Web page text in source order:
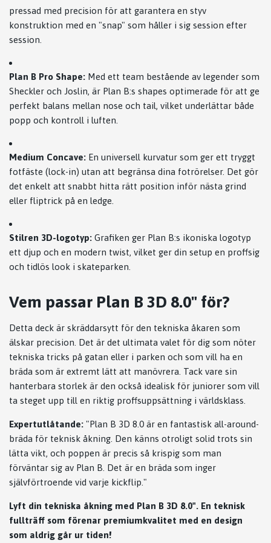
pressad med precision för att garantera en styv
konstruktion med en "snap" som håller i sig session efter
session.
Plan B Pro Shape: Med ett team bestående av legender som
Sheckler och Joslin, är Plan B:s shapes optimerade för att ge
perfekt balans mellan nose och tail, vilket underlättar både
popp och kontroll i luften.
Medium Concave: En universell kurvatur som ger ett tryggt
fotfäste (lock-in) utan att begränsa dina fotrörelser. Det gör
det enkelt att snabbt hitta rätt position inför nästa grind
eller fliptrick på en ledge.
Stilren 3D-logotyp: Grafiken ger Plan B:s ikoniska logotyp
ett djup och en modern twist, vilket ger din setup en proffsig
och tidlös look i skateparken.
Vem passar Plan B 3D 8.0" för?
Detta deck är skräddarsytt för den tekniska åkaren som
älskar precision. Det är det ultimata valet för dig som nöter
tekniska tricks på gatan eller i parken och som vill ha en
bräda som är extremt lätt att manövrera. Tack vare sin
hanterbara storlek är den också idealisk för juniorer som vill
ta steget upp till en riktig proffsuppsättning i världsklass.
Expertutlåtande: "Plan B 3D 8.0 är en fantastisk all-around-
bräda för teknisk åkning. Den känns otroligt solid trots sin
lätta vikt, och poppen är precis så krispig som man
förväntar sig av Plan B. Det är en bräda som inger
självförtroende vid varje kickflip."
Lyft din tekniska åkning med Plan B 3D 8.0". En teknisk
fullträff som förenar premiumkvalitet med en design
som aldrig går ur tiden!